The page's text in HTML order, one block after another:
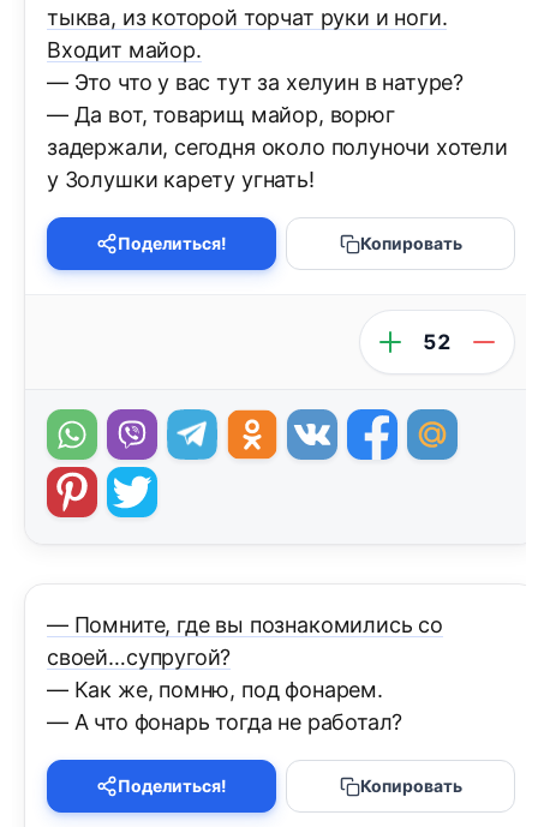
тыква, из которой торчат руки и ноги.
Входит майор.
— Это что у вас тут за хелуин в натуре?
— Да вот, товарищ майор, ворюг
задержали, сегодня около полуночи хотели
у Золушки карету угнать!
Поделиться! Копировать
52
— Помните, где вы познакомились со
своей…супругой?
— Как же, помню, под фонарем.
— А что фонарь тогда не работал?
Поделиться! Копировать